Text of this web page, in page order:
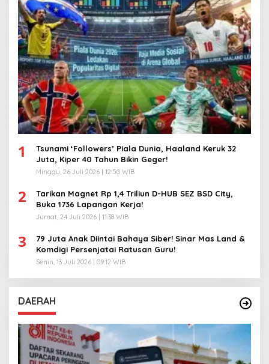
1
Tsunami ‘Followers’ Piala Dunia, Haaland Keruk 32
Juta, Kiper 40 Tahun Bikin Geger!
Minggu, 26 Juli 2026 | 12:50 WIB
2
Tarikan Magnet Rp 1,4 Triliun D-HUB SEZ BSD City,
Buka 1736 Lapangan Kerja!
Jumat, 24 Juli 2026 | 11:38 WIB
3
79 Juta Anak Diintai Bahaya Siber! Sinar Mas Land &
Komdigi Persenjatai Ratusan Guru!
Senin, 13 Juli 2026 | 09:12 WIB
DAERAH